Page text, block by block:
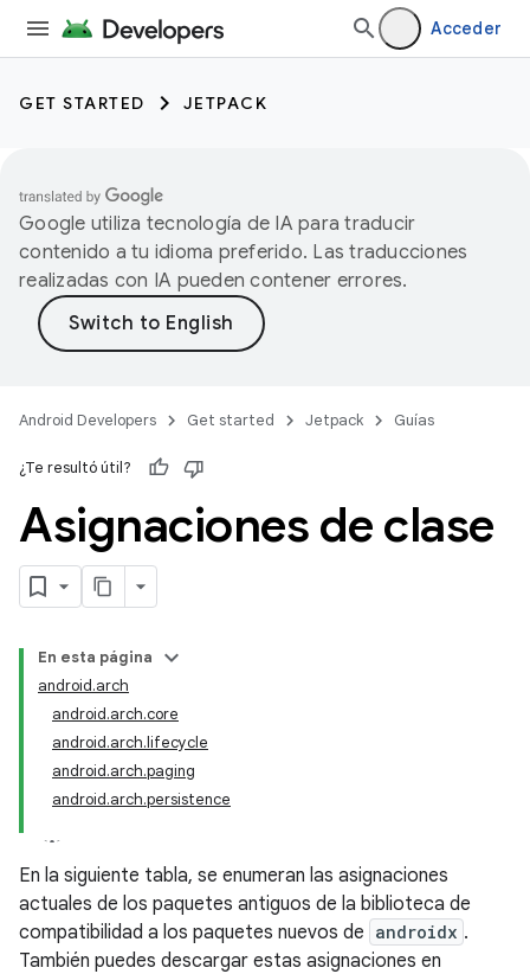
Acceder
GET STARTED JETPACK
Google utiliza tecnología de IA para traducir
contenido a tu idioma preferido. Las traducciones
realizadas con IA pueden contener errores.
Android Developers Get started Jetpack Guías
¿Te resultó útil?
Asignaciones de clase
En esta página
android.arch
android.arch.core
android.arch.lifecycle
android.arch.paging
android.arch.persistence
En la siguiente tabla, se enumeran las asignaciones
actuales de los paquetes antiguos de la biblioteca de
compatibilidad a los paquetes nuevos de androidx .
También puedes descargar estas asignaciones en